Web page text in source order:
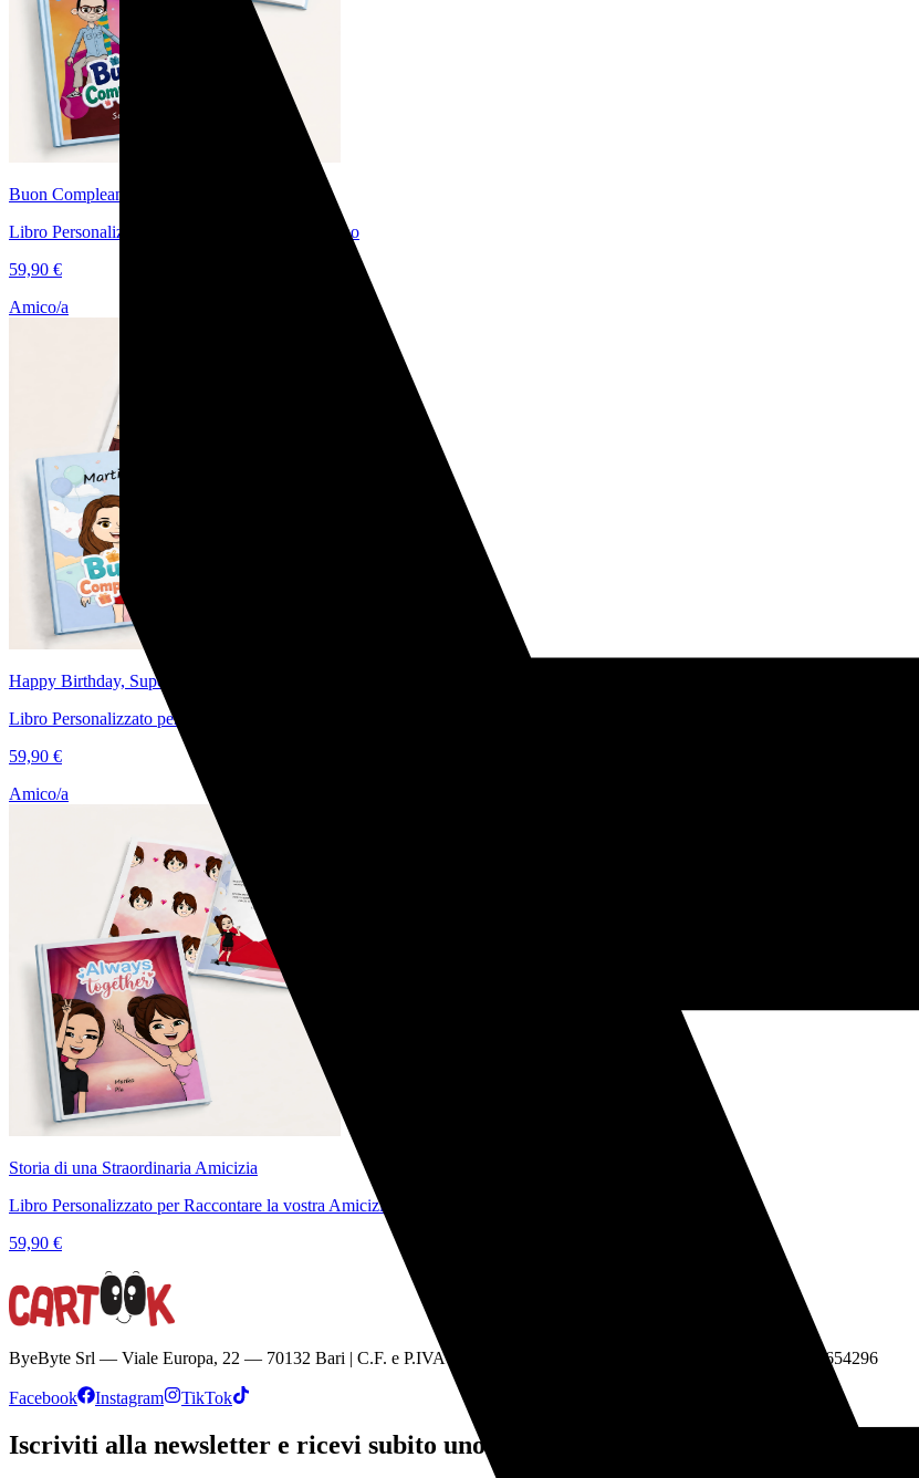
Buon Compleanno Amore Mio
Libro Personalizzato di Coppia per il Compleanno
59,90 €
Amico/a
Happy Birthday, Superstar!
Libro Personalizzato per il Compleanno di Amici
59,90 €
Amico/a
Storia di una Straordinaria Amicizia
Libro Personalizzato per Raccontare la vostra Amicizia
59,90 €
ByeByte Srl — Viale Europa, 22 — 70132 Bari | C.F. e P.IVA 08846900721 | byebyte@pec-amt.com | R.E.A. BA - 654296
Facebook Instagram TikTok
Iscriviti alla newsletter e ricevi subito uno sconto di 10€